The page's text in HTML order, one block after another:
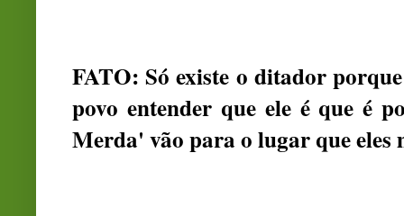
FATO: Só existe o ditador
povo entender que ele é que é
Merda' vão para o lugar que